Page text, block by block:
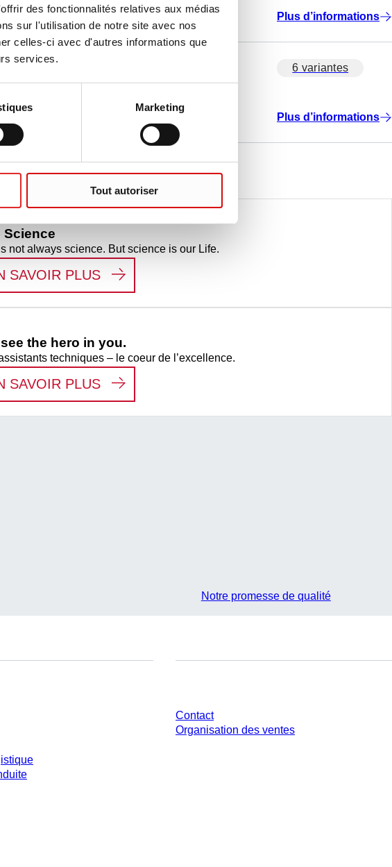
des fonctionnalités relatives aux médias
sur l'utilisation de notre site avec nos
celles-ci avec d'autres informations que
services.
Marketing
Tout autoriser
Plus d’informations
6 variantes
Plus d’informations
Science
not always science. But science is our Life.
SAVOIR PLUS: LIFE SCIENCE
the hero in you.
techniques – le coeur de l’excellence.
SAVOIR PLUS: WE SEE THE HERO IN YOU.
Notre promesse de qualité
Contact
Organisation des ventes